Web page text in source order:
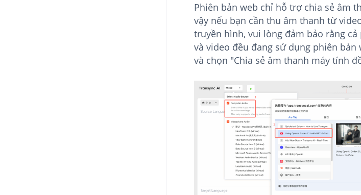
Phiên bản web chỉ hỗ trợ chia sẻ âm
vậy nếu bạn cần thu âm thanh từ
truyền hình, vui lòng đảm bảo rằng
và video đều đang sử dụng phiên
và chọn "Chia sẻ âm thanh máy tính